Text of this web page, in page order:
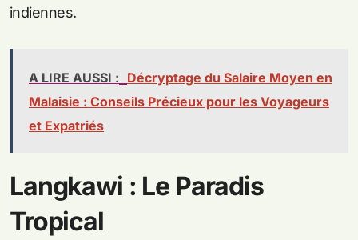
indiennes.
A LIRE AUSSI : Décryptage du Salaire Moyen en
Malaisie : Conseils Précieux pour les Voyageurs
et Expatriés
Langkawi : Le Paradis
Tropical